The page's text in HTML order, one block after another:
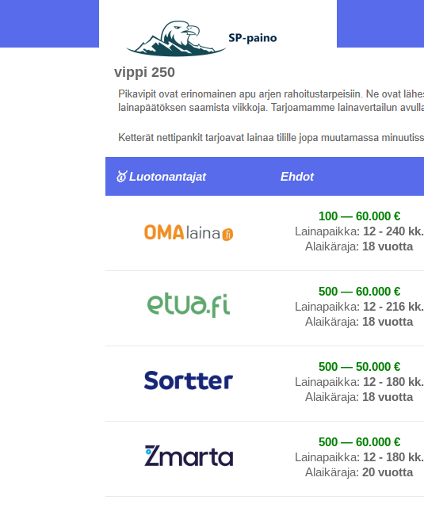
vippi 250
🥇 Luotonantajat Ehdot
100 — 60.000 €
Lainapaikka: 12 - 240 kk.
Alaikäraja: 18 vuotta
500 — 60.000 €
Lainapaikka: 12 - 216 kk.
Alaikäraja: 18 vuotta
500 — 50.000 €
Lainapaikka: 12 - 180 kk.
Alaikäraja: 18 vuotta
500 — 60.000 €
Lainapaikka: 12 - 180 kk.
Alaikäraja: 20 vuotta